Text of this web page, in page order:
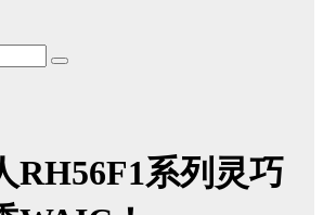
RH56F1系列灵巧